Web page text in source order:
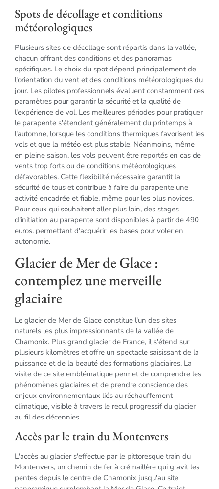
Spots de décollage et conditions
météorologiques
Plusieurs sites de décollage sont répartis dans la vallée,
chacun offrant des conditions et des panoramas
spécifiques. Le choix du spot dépend principalement de
l'orientation du vent et des conditions météorologiques du
jour. Les pilotes professionnels évaluent constamment ces
paramètres pour garantir la sécurité et la qualité de
l'expérience de vol. Les meilleures périodes pour pratiquer
le parapente s'étendent généralement du printemps à
l'automne, lorsque les conditions thermiques favorisent les
vols et que la météo est plus stable. Néanmoins, même
en pleine saison, les vols peuvent être reportés en cas de
vents trop forts ou de conditions météorologiques
défavorables. Cette flexibilité nécessaire garantit la
sécurité de tous et contribue à faire du parapente une
activité encadrée et fiable, même pour les plus novices.
Pour ceux qui souhaitent aller plus loin, des stages
d'initiation au parapente sont disponibles à partir de 490
euros, permettant d'acquérir les bases pour voler en
autonomie.
Glacier de Mer de Glace :
contemplez une merveille
glaciaire
Le glacier de Mer de Glace constitue l'un des sites
naturels les plus impressionnants de la vallée de
Chamonix. Plus grand glacier de France, il s'étend sur
plusieurs kilomètres et offre un spectacle saisissant de la
puissance et de la beauté des formations glaciaires. La
visite de ce site emblématique permet de comprendre les
phénomènes glaciaires et de prendre conscience des
enjeux environnementaux liés au réchauffement
climatique, visible à travers le recul progressif du glacier
au fil des décennies.
Accès par le train du Montenvers
L'accès au glacier s'effectue par le pittoresque train du
Montenvers, un chemin de fer à crémaillère qui gravit les
pentes depuis le centre de Chamonix jusqu'au site